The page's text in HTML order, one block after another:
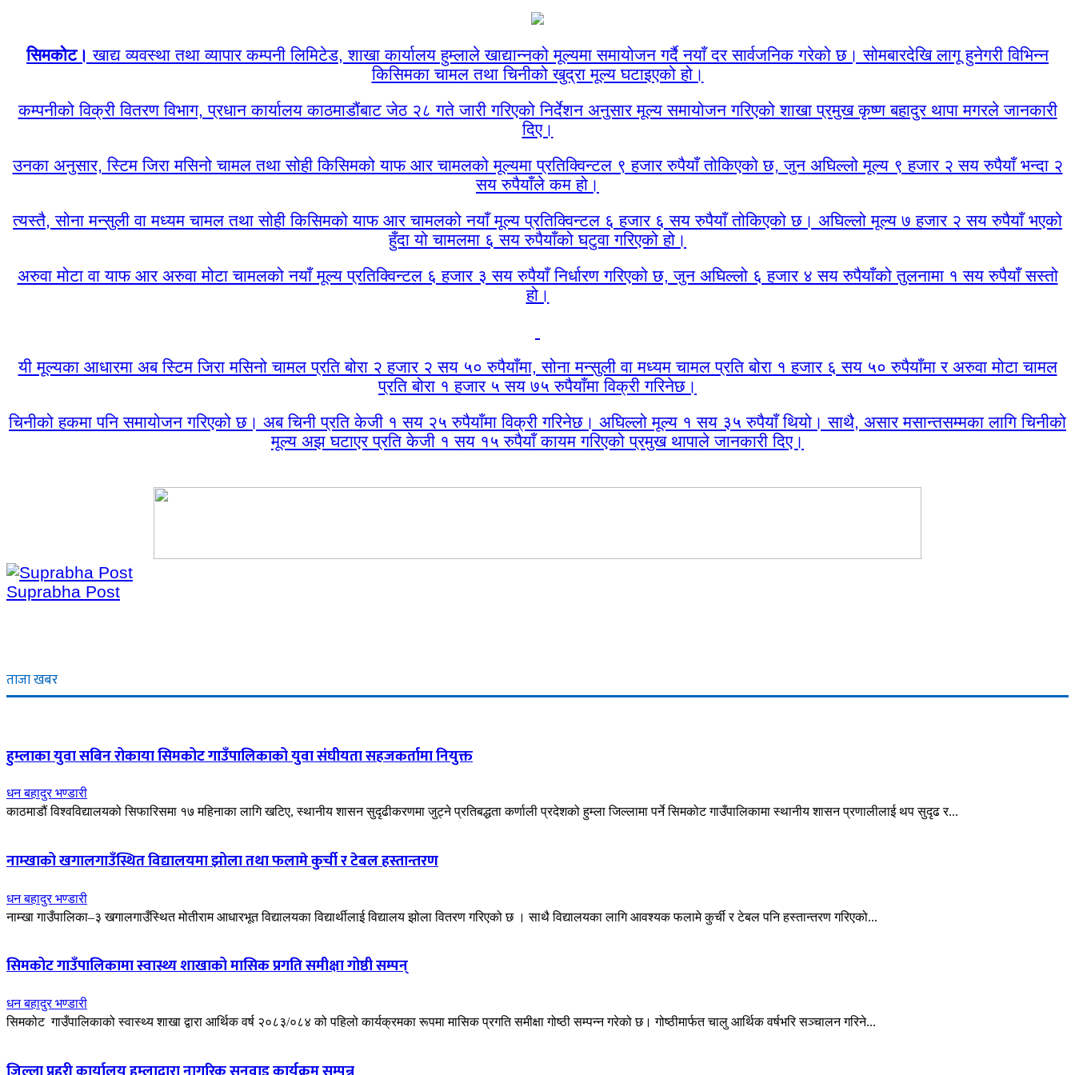
सिमकोट। खाद्य व्यवस्था तथा व्यापार कम्पनी लिमिटेड, शाखा कार्यालय हुम्लाले खाद्यान्नको मूल्यमा समायोजन गर्दै नयाँ दर सार्वजनिक गरेको छ। सोमबारदेखि लागू हुनेगरी विभिन्न
किसिमका चामल तथा चिनीको खुद्रा मूल्य घटाइएको हो।
कम्पनीको विक्री वितरण विभाग, प्रधान कार्यालय काठमाडौंबाट जेठ २८ गते जारी गरिएको निर्देशन अनुसार मूल्य समायोजन गरिएको शाखा प्रमुख कृष्ण बहादुर थापा मगरले जानकारी
दिए।
उनका अनुसार, स्टिम जिरा मसिनो चामल तथा सोही किसिमको याफ आर चामलको मूल्यमा प्रतिक्विन्टल ९ हजार रुपैयाँ तोकिएको छ, जुन अघिल्लो मूल्य ९ हजार २ सय रुपैयाँ भन्दा २
सय रुपैयाँले कम हो।
त्यस्तै, सोना मन्सुली वा मध्यम चामल तथा सोही किसिमको याफ आर चामलको नयाँ मूल्य प्रतिक्विन्टल ६ हजार ६ सय रुपैयाँ तोकिएको छ। अघिल्लो मूल्य ७ हजार २ सय रुपैयाँ भएको
हुँदा यो चामलमा ६ सय रुपैयाँको घटुवा गरिएको हो।
अरुवा मोटा वा याफ आर अरुवा मोटा चामलको नयाँ मूल्य प्रतिक्विन्टल ६ हजार ३ सय रुपैयाँ निर्धारण गरिएको छ, जुन अघिल्लो ६ हजार ४ सय रुपैयाँको तुलनामा १ सय रुपैयाँ सस्तो
हो।
यी मूल्यका आधारमा अब स्टिम जिरा मसिनो चामल प्रति बोरा २ हजार २ सय ५० रुपैयाँमा, सोना मन्सुली वा मध्यम चामल प्रति बोरा १ हजार ६ सय ५० रुपैयाँमा र अरुवा मोटा चामल
प्रति बोरा १ हजार ५ सय ७५ रुपैयाँमा विक्री गरिनेछ।
चिनीको हकमा पनि समायोजन गरिएको छ। अब चिनी प्रति केजी १ सय २५ रुपैयाँमा विक्री गरिनेछ। अघिल्लो मूल्य १ सय ३५ रुपैयाँ थियो। साथै, असार मसान्तसम्मका लागि चिनीको
मूल्य अझ घटाएर प्रति केजी १ सय १५ रुपैयाँ कायम गरिएको प्रमुख थापाले जानकारी दिए।
Suprabha Post
ताजा खबर
हुम्लाका युवा सबिन रोकाया सिमकोट गाउँपालिकाको युवा संघीयता सहजकर्तामा नियुक्त
धन बहादुर भण्डारी
काठमाडौं विश्वविद्यालयको सिफारिसमा १७ महिनाका लागि खटिए, स्थानीय शासन सुदृढीकरणमा जुट्ने प्रतिबद्धता कर्णाली प्रदेशको हुम्ला जिल्लामा पर्ने सिमकोट गाउँपालिकामा स्थानीय शासन प्रणालीलाई थप सुदृढ र...
नाम्खाको खगालगाउँस्थित विद्यालयमा झोला तथा फलामे कुर्ची र टेबल हस्तान्तरण
धन बहादुर भण्डारी
नाम्खा गाउँपालिका–३ खगालगाउँस्थित मोतीराम आधारभूत विद्यालयका विद्यार्थीलाई विद्यालय झोला वितरण गरिएको छ । साथै विद्यालयका लागि आवश्यक फलामे कुर्ची र टेबल पनि हस्तान्तरण गरिएको...
सिमकोट गाउँपालिकामा स्वास्थ्य शाखाको मासिक प्रगति समीक्षा गोष्ठी सम्पन्
धन बहादुर भण्डारी
सिमकोट गाउँपालिकाको स्वास्थ्य शाखा द्वारा आर्थिक वर्ष २०८३/०८४ को पहिलो कार्यक्रमका रूपमा मासिक प्रगति समीक्षा गोष्ठी सम्पन्न गरेको छ। गोष्ठीमार्फत चालु आर्थिक वर्षभरि सञ्चालन गरिने...